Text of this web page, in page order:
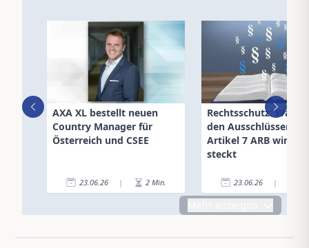
AXA XL bestellt neuen
Country Manager für
Österreich und CSEE
23.06.26 | 2 Min.
Rechtsschutz: Was
den Ausschlüssen
Artikel 7 ARB
steckt
23.06.26 |